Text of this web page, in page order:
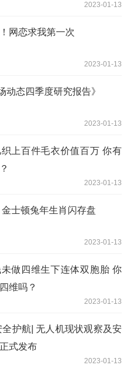
2023-01-13
网恋求我第一次
2023-01-13
动态四季度研究报告》
2023-01-13
上百件毛衣价值百万 你有
2023-01-13
士顿兔年生肖闪存盘
2023-01-13
做四维生下连体双胞胎 你
维吗？
2023-01-13
全护航| 无人机现状观察及安
式发布
2023-01-13